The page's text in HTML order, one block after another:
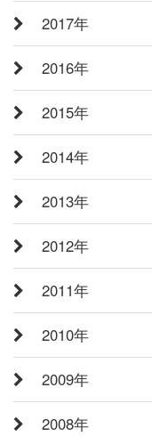
2017年
2016年
2015年
2014年
2013年
2012年
2011年
2010年
2009年
2008年